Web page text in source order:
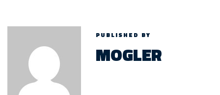
PUBLISHED BY
MOGLER